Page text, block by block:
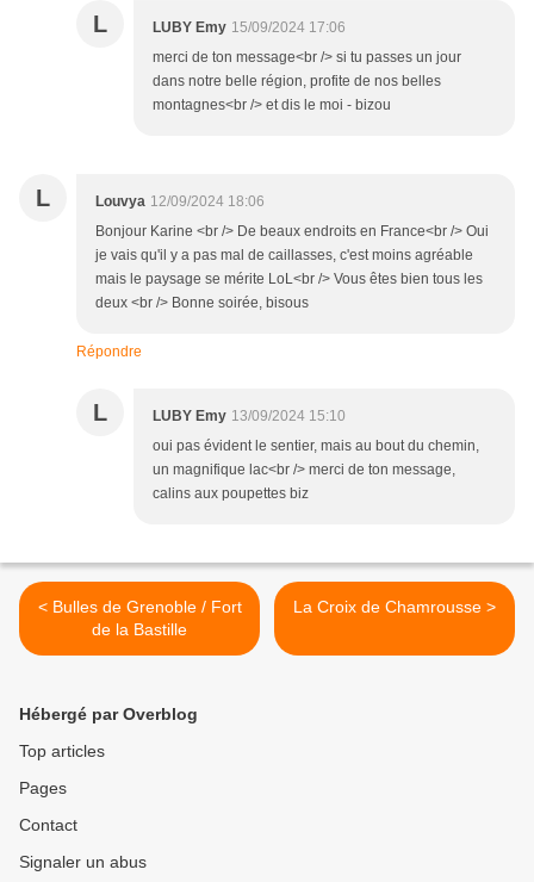
L LUBY Emy 15/09/2024 17:06
merci de ton message<br /> si tu passes un jour
dans notre belle région, profite de nos belles
montagnes<br /> et dis le moi - bizou
L Louvya 12/09/2024 18:06
Bonjour Karine <br /> De beaux endroits en France<br /> Oui
je vais qu'il y a pas mal de caillasses, c'est moins agréable
mais le paysage se mérite LoL<br /> Vous êtes bien tous les
deux <br /> Bonne soirée, bisous
Répondre
L LUBY Emy 13/09/2024 15:10
oui pas évident le sentier, mais au bout du chemin,
un magnifique lac<br /> merci de ton message,
calins aux poupettes biz
< Bulles de Grenoble / Fort
de la Bastille
La Croix de Chamrousse >
Hébergé par Overblog
Top articles
Pages
Contact
Signaler un abus